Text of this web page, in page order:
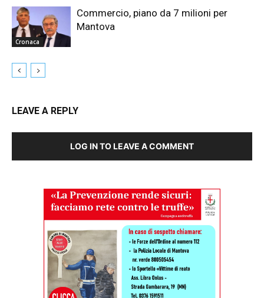
Cronaca
Commercio, piano da 7 milioni per
Mantova
LEAVE A REPLY
LOG IN TO LEAVE A COMMENT